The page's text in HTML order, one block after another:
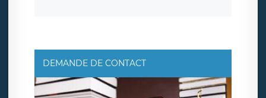
DEMANDE DE CONTACT